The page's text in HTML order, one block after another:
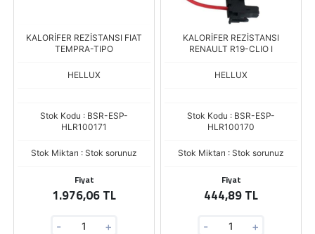
KALORİFER REZİSTANSI FIAT
TEMPRA-TIPO
HELLUX
Stok Kodu : BSR-ESP-
HLR100171
Stok Miktarı : Stok sorunuz
Fiyat
1.976,06 TL
- +
KALORİFER REZİSTANSI
RENAULT R19-CLIO I
HELLUX
Stok Kodu : BSR-ESP-
HLR100170
Stok Miktarı : Stok sorunuz
Fiyat
444,89 TL
- +